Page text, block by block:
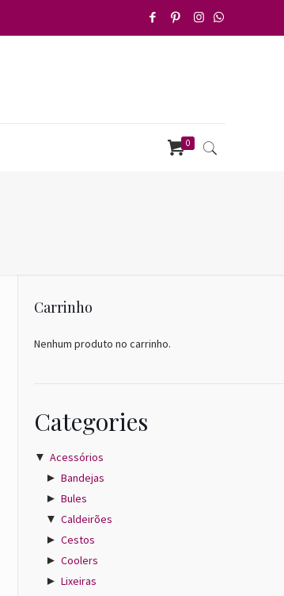
0
Carrinho
Nenhum produto no carrinho.
Categories
▼ Acessórios
► Bandejas
► Bules
▼ Caldeirões
► Cestos
► Coolers
► Lixeiras